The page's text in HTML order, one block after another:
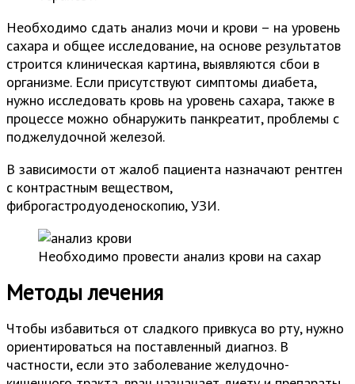
Необходимо сдать анализ мочи и крови – на уровень
сахара и общее исследование, на основе результатов
строится клиническая картина, выявляются сбои в
организме. Если присутствуют симптомы диабета,
нужно исследовать кровь на уровень сахара, также в
процессе можно обнаружить панкреатит, проблемы с
поджелудочной железой.
В зависимости от жалоб пациента назначают рентген
с контрастным веществом,
фиброгастродуоденоскопию, УЗИ.
Необходимо провести анализ крови на сахар
Методы лечения
Чтобы избавиться от сладкого привкуса во рту, нужно
ориентироваться на поставленный диагноз. В
частности, если это заболевание желудочно-